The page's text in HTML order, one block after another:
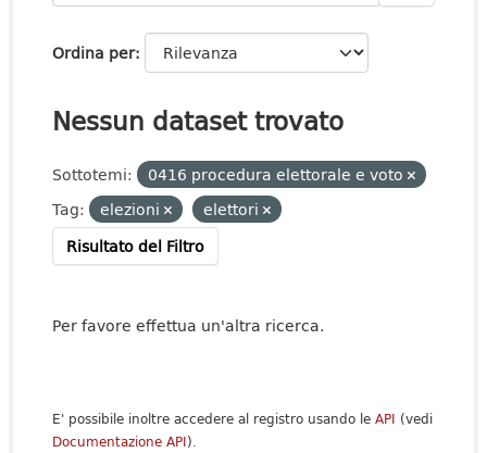
Ordina per
Nessun dataset trovato
Sottotemi:
0416 procedura elettorale e voto
Tag:
elezioni
elettori
Risultato del Filtro
Per favore effettua un'altra ricerca.
E' possibile inoltre accedere al registro usando le API (vedi
Documentazione API).